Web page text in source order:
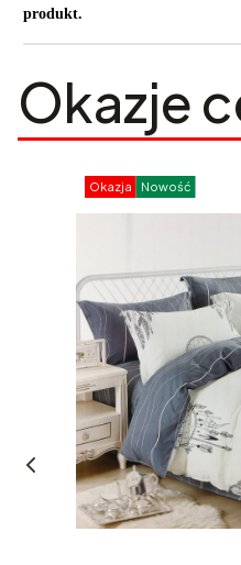
produkt.
Okazje
Okazja Nowość